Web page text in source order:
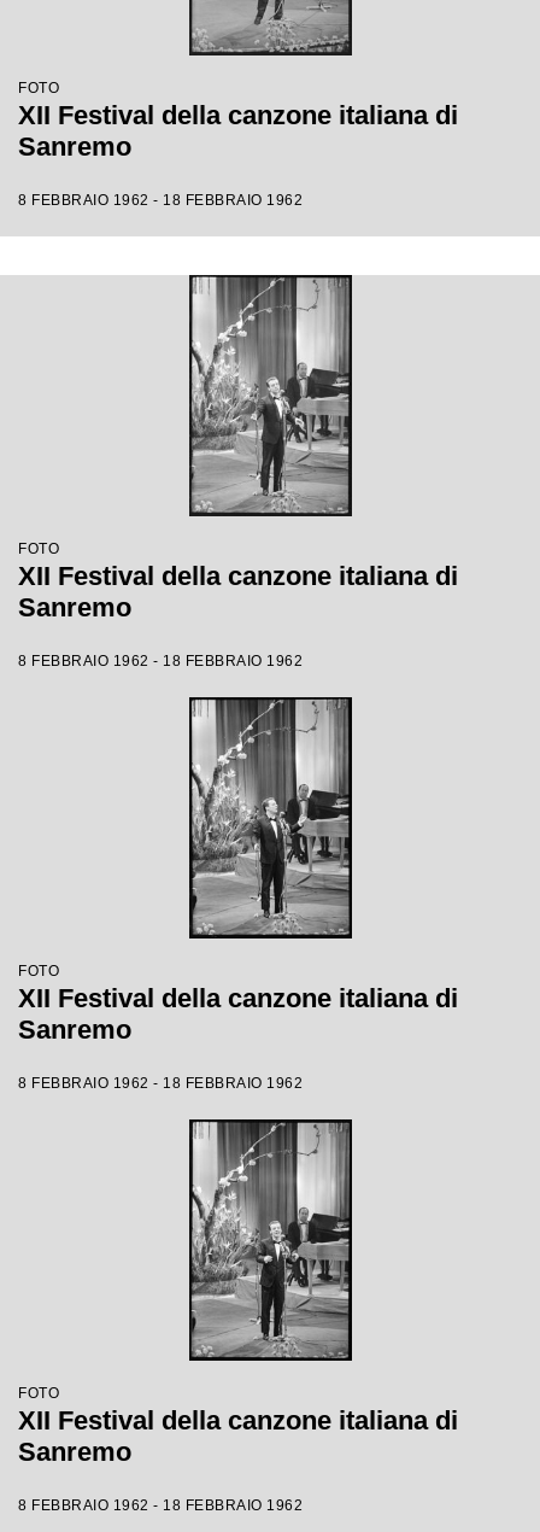
FOTO
XII Festival della canzone italiana di
Sanremo
8 FEBBRAIO 1962 - 18 FEBBRAIO 1962
FOTO
XII Festival della canzone italiana di
Sanremo
8 FEBBRAIO 1962 - 18 FEBBRAIO 1962
FOTO
XII Festival della canzone italiana di
Sanremo
8 FEBBRAIO 1962 - 18 FEBBRAIO 1962
FOTO
XII Festival della canzone italiana di
Sanremo
8 FEBBRAIO 1962 - 18 FEBBRAIO 1962